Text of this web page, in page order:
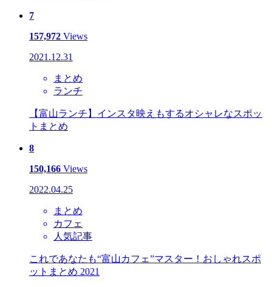
7
157,972 Views
2021.12.31
まとめ
ランチ
【富山ランチ】インスタ映えもするオシャレなスポッ
トまとめ
8
150,166 Views
2022.04.25
まとめ
カフェ
人気記事
これであなたも“富山カフェ”マスター！おしゃれスポ
ットまとめ 2021